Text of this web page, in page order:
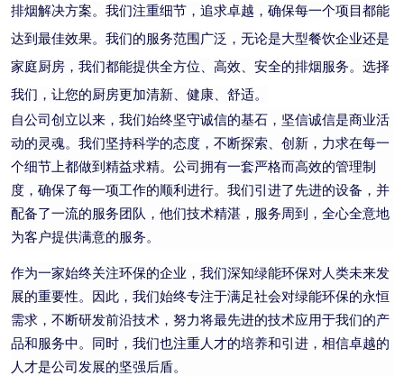
排烟解决方案。我们注重细节，追求卓越，确保每一个项目都能
达到最佳效果。我们的服务范围广泛，无论是大型餐饮企业还是
家庭厨房，我们都能提供全方位、高效、安全的排烟服务。选择
我们，让您的厨房更加清新、健康、舒适。
自公司创立以来，我们始终坚守诚信的基石，坚信诚信是商业活
动的灵魂。我们坚持科学的态度，不断探索、创新，力求在每一
个细节上都做到精益求精。公司拥有一套严格而高效的管理制
度，确保了每一项工作的顺利进行。我们引进了先进的设备，并
配备了一流的服务团队，他们技术精湛，服务周到，全心全意地
为客户提供满意的服务。
作为一家始终关注环保的企业，我们深知绿能环保对人类未来发
展的重要性。因此，我们始终专注于满足社会对绿能环保的永恒
需求，不断研发前沿技术，努力将最先进的技术应用于我们的产
品和服务中。同时，我们也注重人才的培养和引进，相信卓越的
人才是公司发展的坚强后盾。